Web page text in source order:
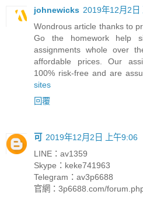
johnewicks 2019年12月2日
Wondrous article thanks to
Go the homework help
assignments whole over
affordable prices. Our
100% risk-free and are
sites
回覆
可
2019年12月2日 上午9:06
LINE：av1359
Skype：keke741963
Telegram：av3p6688
官網：3p6688.com/